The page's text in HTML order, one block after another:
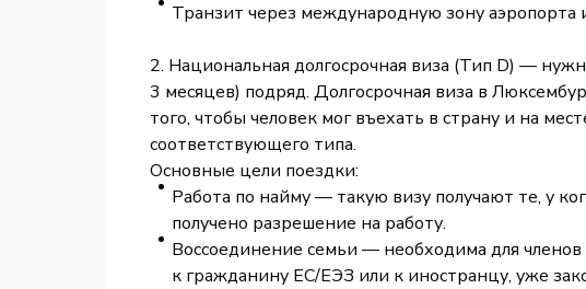
Транзит через международную зону
2. Национальная долгосрочная визa (Тип D) —
3 месяцев) подряд. Долгосрочная виза в
того, чтобы человек мог въехать в страну и на
соответствующего типа.
Основные цели поездки:
Работа по найму — такую визу получают те, у
получено разрешение на работу.
Воссоединение семьи — необходима для
к гражданину ЕС/ЕЭЗ или к иностранцу, уже